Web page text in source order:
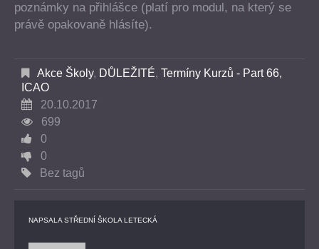
poznámky na přihlášce (platí pro modul, na který se
právě opakovaně hlásíte).
Akce Školy, DŮLEŽITÉ, Termíny Kurzů - Part 66,
ICAO
20.10.2017
699
0
0
Bez tagů
NAPSALASTŘEDNÍ ŠKOLA LETECKÁ